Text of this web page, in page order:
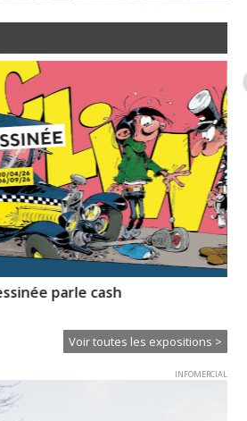
parle cash
Voir toutes les expositions >
INFOMERCIAL